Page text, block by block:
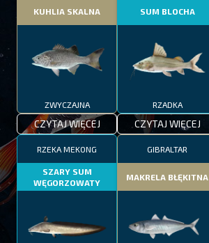
KUHLIA SKALNA
ZWYCZAJNA
CZYTAJ WIĘCEJ
SUM BLOCHA
RZADKA
CZYTAJ WIĘCEJ
RZEKA MEKONG
SZARY SUM
WĘGORZOWATY
GIBRALTAR
MAKRELA BŁĘKITNA